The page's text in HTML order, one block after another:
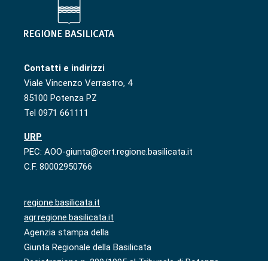
Contatti e indirizzi
Viale Vincenzo Verrastro, 4
85100 Potenza PZ
Tel 0971 661111
URP
PEC: AOO-giunta@cert.regione.basilicata.it
C.F. 80002950766
regione.basilicata.it
agr.regione.basilicata.it
Agenzia stampa della
Giunta Regionale della Basilicata